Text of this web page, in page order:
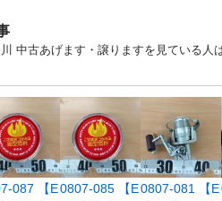
中古あげます・譲りますを見ている人
087 【E0807-085 【E0807-081 【E